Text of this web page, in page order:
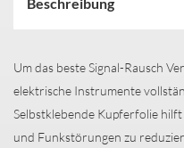
Um das beste Signal-Rausch
elektrische Instrumente
Selbstklebende Kupferfolie
und Funkstörungen zu